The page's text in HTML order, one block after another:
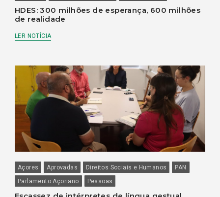
HDES: 300 milhões de esperança, 600 milhões
de realidade
LER NOTÍCIA
Açores Aprovadas Direitos Sociais e Humanos
PAN
Parlamento Açoriano
Pessoas